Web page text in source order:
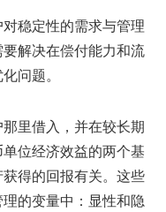
稳定性的需求与管理
解决在偿付能力和流
问题。
里借入，并在较长期
位经济效益的两个基
得的回报有关。这些
的变量中：显性和隐